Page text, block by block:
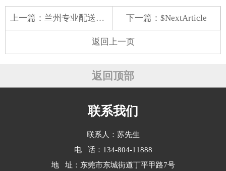
上一篇： 兰州专业配送蔬菜 下一篇：$NextArticle
返回上一页
返回顶部
联系我们
联系人：苏先生
电 话：134-804-11888
地 址：东莞市东城街道丁平甲路7号